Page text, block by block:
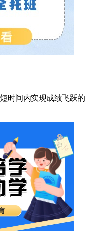
时间内实现成绩飞跃的